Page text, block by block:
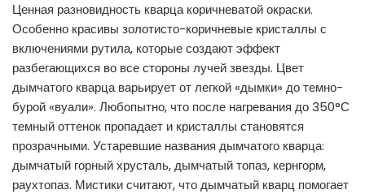
Ценная разновидность кварца коричневатой окраски.
Особенно красивы золотисто-коричневые кристаллы с
включениями рутила, которые создают эффект
разбегающихся во все стороны лучей звезды. Цвет
дымчатого кварца варьирует от легкой «дымки» до темно-
бурой «вуали». Любопытно, что после нагревания до 350°С
темный оттенок пропадает и кристаллы становятся
прозрачными. Устаревшие названия дымчатого кварца:
дымчатый горный хрусталь, дымчатый топаз, кернгорм,
раухтопаз. Мистики считают, что дымчатый кварц помогает